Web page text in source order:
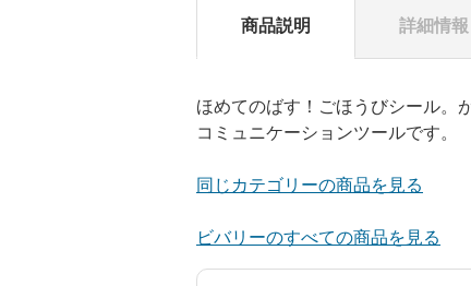
商品説明 詳細情報
ほめてのばす！ごほうびシール。
コミュニケーションツールです。
同じカテゴリーの商品を見る
ビバリーのすべての商品を見る